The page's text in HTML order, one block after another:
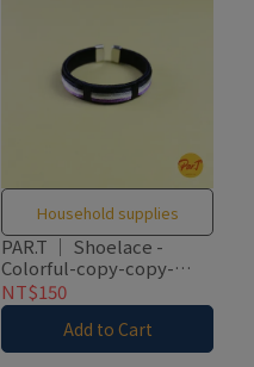
Household supplies
PAR.T ｜ Shoelace -
Colorful-copy-copy-
copy-copy-copy-copy-
copy-copy-copy-copy-
copy-copy-copy-copy-
copy-copy-copy-copy-
NT$150
Add to Cart